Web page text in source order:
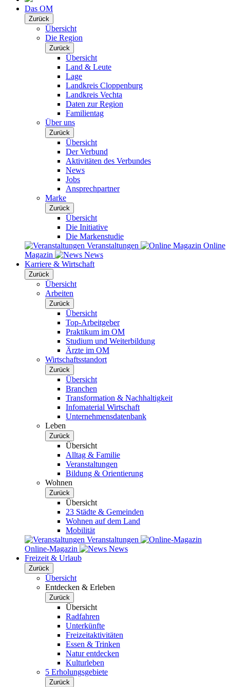
Das OM
Zurück
Übersicht
Die Region
Zurück
Übersicht
Land & Leute
Lage
Landkreis Cloppenburg
Landkreis Vechta
Daten zur Region
Familientag
Über uns
Zurück
Übersicht
Der Verbund
Aktivitäten des Verbundes
News
Jobs
Ansprechpartner
Marke
Zurück
Übersicht
Die Initiative
Die Markenstudie
Veranstaltungen
Online
Magazin
News
Karriere & Wirtschaft
Zurück
Übersicht
Arbeiten
Zurück
Übersicht
Top-Arbeitgeber
Praktikum im OM
Studium und Weiterbildung
Ärzte im OM
Wirtschaftsstandort
Zurück
Übersicht
Branchen
Transformation & Nachhaltigkeit
Infomaterial Wirtschaft
Unternehmensdatenbank
Leben
Zurück
Übersicht
Alltag & Familie
Veranstaltungen
Bildung & Orientierung
Wohnen
Zurück
Übersicht
23 Städte & Gemeinden
Wohnen auf dem Land
Mobilität
Veranstaltungen
Online-Magazin
News
Freizeit & Urlaub
Zurück
Übersicht
Entdecken & Erleben
Zurück
Übersicht
Radfahren
Unterkünfte
Freizeitaktivitäten
Essen & Trinken
Natur entdecken
Kulturleben
5 Erholungsgebiete
Zurück